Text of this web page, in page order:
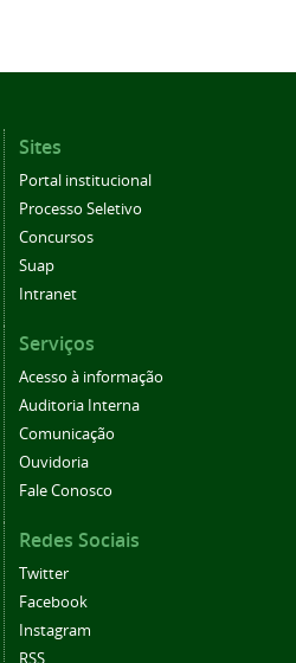
Sites
Portal institucional
Processo Seletivo
Concursos
Suap
Intranet
Serviços
Acesso à informação
Auditoria Interna
Comunicação
Ouvidoria
Fale Conosco
Redes Sociais
Twitter
Facebook
Instagram